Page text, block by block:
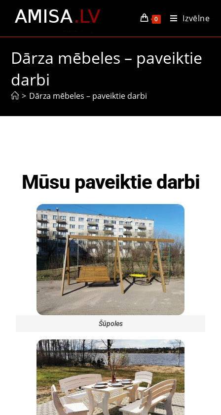
0 Izvēlne
Dārza mēbeles – paveiktie
darbi
> Dārza mēbeles – paveiktie darbi
Mūsu paveiktie darbi
Šūpoles